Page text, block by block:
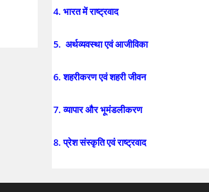
4. भारत में राष्ट्रवाद
5. अर्थव्यवस्था एवं आजीविका
6. शहरीकरण एवं शहरी जीवन
7. व्यापार और भूमंडलीकरण
8. प्रेश संस्कृति एवं राष्ट्रवाद